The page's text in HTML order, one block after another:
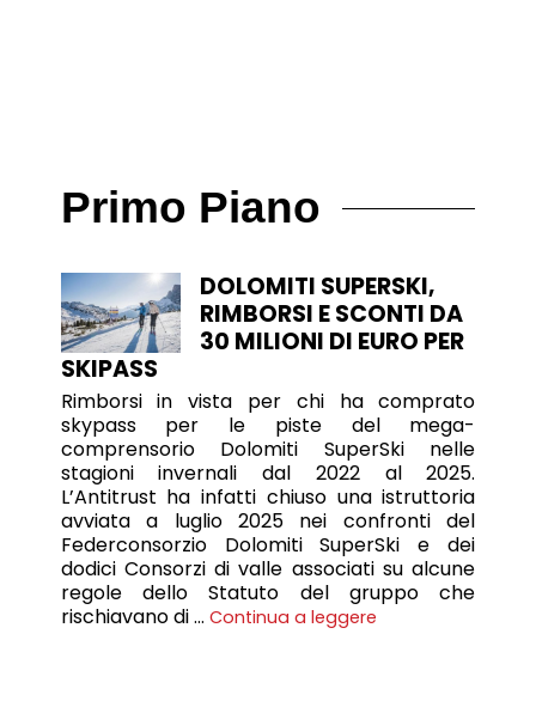
Primo Piano
DOLOMITI SUPERSKI,
RIMBORSI E SCONTI DA
30 MILIONI DI EURO PER
SKIPASS
Rimborsi in vista per chi ha comprato
skypass per le piste del mega-
comprensorio Dolomiti SuperSki nelle
stagioni invernali dal 2022 al 2025.
L’Antitrust ha infatti chiuso una istruttoria
avviata a luglio 2025 nei confronti del
Federconsorzio Dolomiti SuperSki e dei
dodici Consorzi di valle associati su alcune
regole dello Statuto del gruppo che
rischiavano di … Continua a leggere